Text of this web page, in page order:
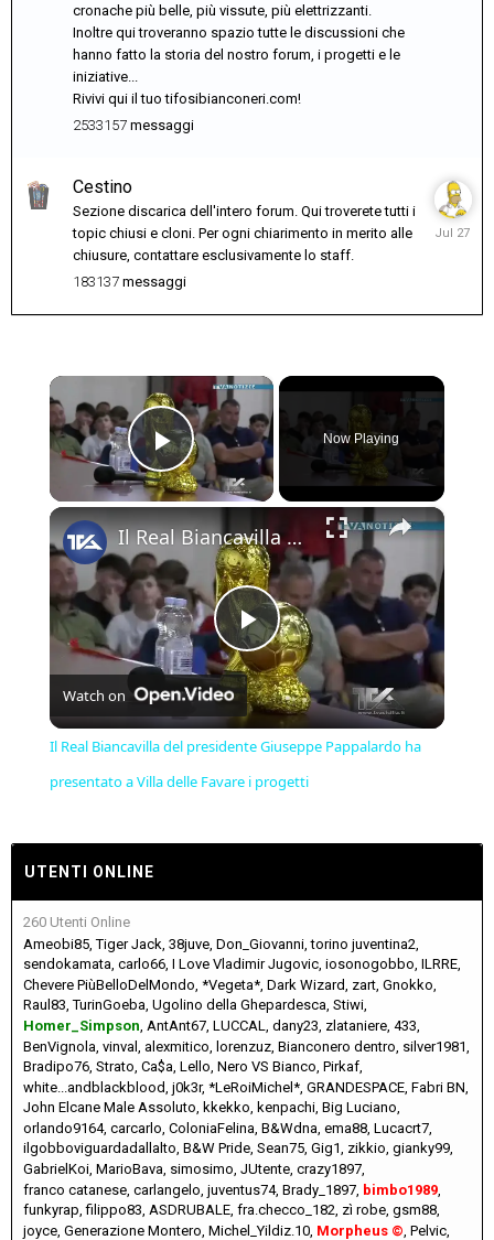
cronache più belle, più vissute, più elettrizzanti.
Inoltre qui troveranno spazio tutte le discussioni che
hanno fatto la storia del nostro forum, i progetti e le
iniziative...
Rivivi qui il tuo tifosibianconeri.com!
2533157 messaggi
Cestino
Sezione discarica dell'intero forum. Qui troverete tutti i
topic chiusi e cloni. Per ogni chiarimento in merito alle
chiusure, contattare esclusivamente lo staff.
183137 messaggi
July
×
Play Video
Now Playing
×
Play
Video
Il Real Biancavilla del presidente Giuseppe Pappalardo ha presentato a Villa delle Favare i progetti
Watch on
Il Real Biancavilla del presidente Giuseppe Pappalardo ha
presentato a Villa delle Favare i progetti
UTENTI ONLINE
260 Utenti Online
Ameobi85 Tiger Jack 38juve Don_Giovanni torino juventina2
sendokamata carlo66 I Love Vladimir Jugovic iosonogobbo ILRRE
Chevere PiùBelloDelMondo *Vegeta* Dark Wizard zart Gnokko
Raul83 TurinGoeba Ugolino della Ghepardesca Stiwi
Homer_Simpson AntAnt67 LUCCAL dany23 zlataniere 433
BenVignola vinval alexmitico lorenzuz Bianconero dentro silver1981
Bradipo76 Strato Ca$a Lello Nero VS Bianco Pirkaf
white...andblackblood j0k3r *LeRoiMichel* GRANDESPACE Fabri BN
John Elcane Male Assoluto kkekko kenpachi Big Luciano
orlando9164 carcarlo ColoniaFelina B&Wdna ema88 Lucacrt7
ilgobboviguardadallalto B&W Pride Sean75 Gig1 zikkio gianky99
GabrielKoi MarioBava simosimo JUtente crazy1897
franco catanese carlangelo juventus74 Brady_1897 bimbo1989
funkyrap filippo83 ASDRUBALE fra.checco_182 zì robe gsm88
joyce Generazione Montero Michel_Yildiz.10 Morpheus © Pelvic